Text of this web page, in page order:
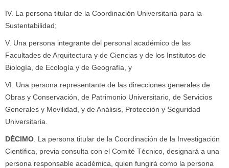
IV. La persona titular de la Coordinación Universitaria para la
Sustentabilidad;
V. Una persona integrante del personal académico de las
Facultades de Arquitectura y de Ciencias y de los Institutos de
Biología, de Ecología y de Geografía, y
VI. Una persona representante de las direcciones generales de
Obras y Conservación, de Patrimonio Universitario, de Servicios
Generales y Movilidad, y de Análisis, Protección y Seguridad
Universitaria.
DÉCIMO . La persona titular de la Coordinación de la Investigación
Científica, previa consulta con el Comité Técnico, designará a una
persona responsable académica, quien fungirá como la persona